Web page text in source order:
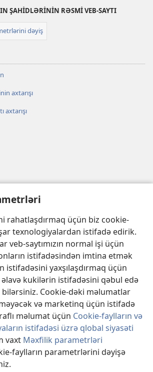
rahatlaşdırmaq üçün biz cookie-
texnologiyalardan istifadə edirik.
veb-saytımızın normal işi üçün
istifadəsindən imtina etmək
istifadəsini yaxşılaşdırmaq üçün
kukilərin istifadəsini qəbul edə
bilərsiniz. Cookie-dəki məlumatlar
və marketinq üçün istifadə
məlumat üçün Cookie-faylların və
istifadəsi üzrə qlobal siyasəti
vaxt Məxfilik parametrləri
faylların parametrlərini dəyişə
ŞAHİDLƏRİNİN RƏSMİ VEB-SAYTI
dəyiş
axtarışı
axtarışı
ONLAYN KİTABXANASI™
Tower Bible and Tract Society of Pennsylvania.